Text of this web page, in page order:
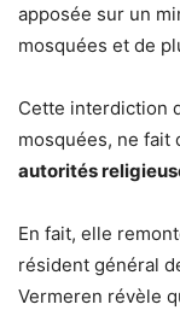
apposée sur un
mosquées et de
Cette interdiction
mosquées, ne fait
autorités
En fait, elle
résident général
Vermeren révèle